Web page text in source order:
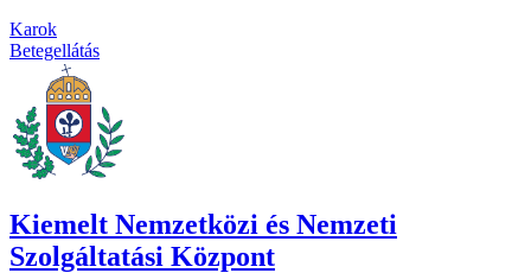
Karok
Betegellátás
Kiemelt Nemzetközi és Nemzeti
Szolgáltatási Központ